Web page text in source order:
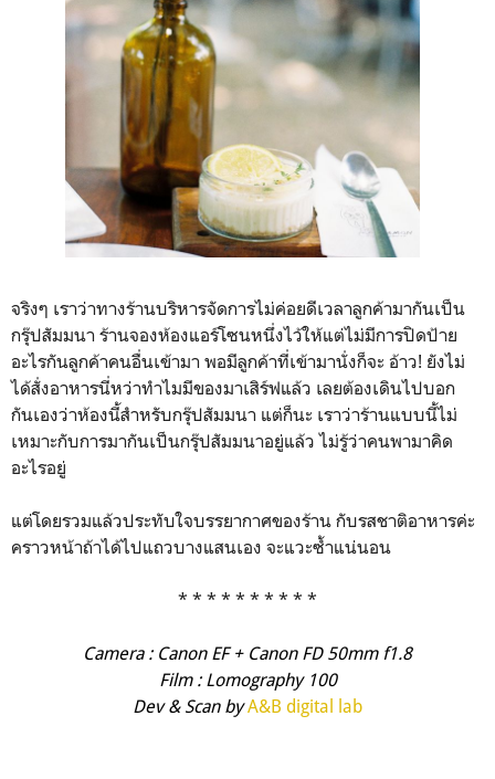
จริงๆ เราว่าทางร้านบริหารจัดการไม่ค่อยดีเวลาลูกค้ามากันเป็น
กรุ๊ปสัมมนา ร้านจองห้องแอร์โซนหนึ่งไว้ให้แต่ไม่มีการปิดป้าย
อะไรกันลูกค้าคนอื่นเข้ามา พอมีลูกค้าที่เข้ามานั่งก็จะ อ้าว! ยังไม่
ได้สั่งอาหารนี่หว่าทำไมมีของมาเสิร์ฟแล้ว เลยต้องเดินไปบอก
กันเองว่าห้องนี้สำหรับกรุ๊ปสัมมนา แต่ก็นะ เราว่าร้านแบบนี้ไม่
เหมาะกับการมากันเป็นกรุ๊ปสัมมนาอยู่แล้ว ไม่รู้ว่าคนพามาคิด
อะไรอยู่
แต่โดยรวมแล้วประทับใจบรรยากาศของร้าน กับรสชาติอาหารค่ะ
คราวหน้าถ้าได้ไปแถวบางแสนเอง จะแวะซ้ำแน่นอน
* * * * * * * * * *
Camera : Canon EF + Canon FD 50mm f1.8
Film : Lomography 100
Dev & Scan byA&B digital lab